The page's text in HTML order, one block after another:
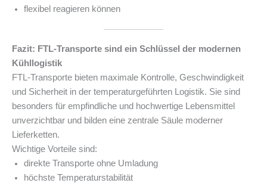
flexibel reagieren können
Fazit: FTL-Transporte sind ein Schlüssel der modernen
Kühllogistik
FTL-Transporte bieten maximale Kontrolle, Geschwindigkeit
und Sicherheit in der temperaturgeführten Logistik. Sie sind
besonders für empfindliche und hochwertige Lebensmittel
unverzichtbar und bilden eine zentrale Säule moderner
Lieferketten.
Wichtige Vorteile sind:
direkte Transporte ohne Umladung
höchste Temperaturstabilität